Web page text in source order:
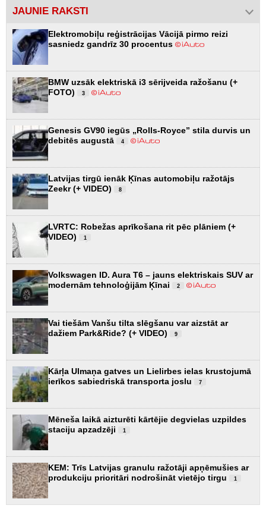
JAUNIE RAKSTI
Elektromobiļu reģistrācijas Vācijā pirmo reizi
sasniedz gandrīz 30 procentus
BMW uzsāk elektriskā i3 sērijveida ražošanu (+
FOTO)
3
Genesis GV90 iegūs „Rolls-Royce” stila durvis un
debitēs augustā
4
Latvijas tirgū ienāk Ķīnas automobiļu ražotājs
Zeekr (+ VIDEO)
8
LVRTC: Robežas aprīkošana rit pēc plāniem (+
VIDEO)
1
Volkswagen ID. Aura T6 – jauns elektriskais SUV ar
modernām tehnoloģijām Ķīnai
2
Vai tiešām Vanšu tilta slēgšanu var aizstāt ar
dažiem Park&Ride? (+ VIDEO)
9
Kārļa Ulmaņa gatves un Lielirbes ielas krustojumā
ierīkos sabiedriskā transporta joslu
7
Mēneša laikā aizturēti kārtējie degvielas uzpildes
staciju apzadzēji
1
KEM: Trīs Latvijas granulu ražotāji apņēmušies ar
produkciju prioritāri nodrošināt vietējo tirgu
1